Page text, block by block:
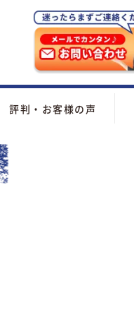
評判・お客様の声